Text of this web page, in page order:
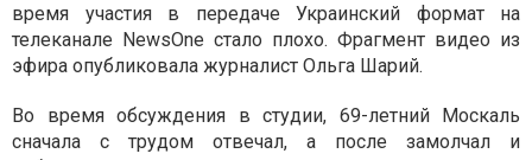
время участия в передаче Украинский формат на
телеканале NewsOne стало плохо. Фрагмент видео из
эфира опубликовала журналист Ольга Шарий.
Во время обсуждения в студии, 69-летний Москаль
сначала с трудом отвечал, а после замолчал и